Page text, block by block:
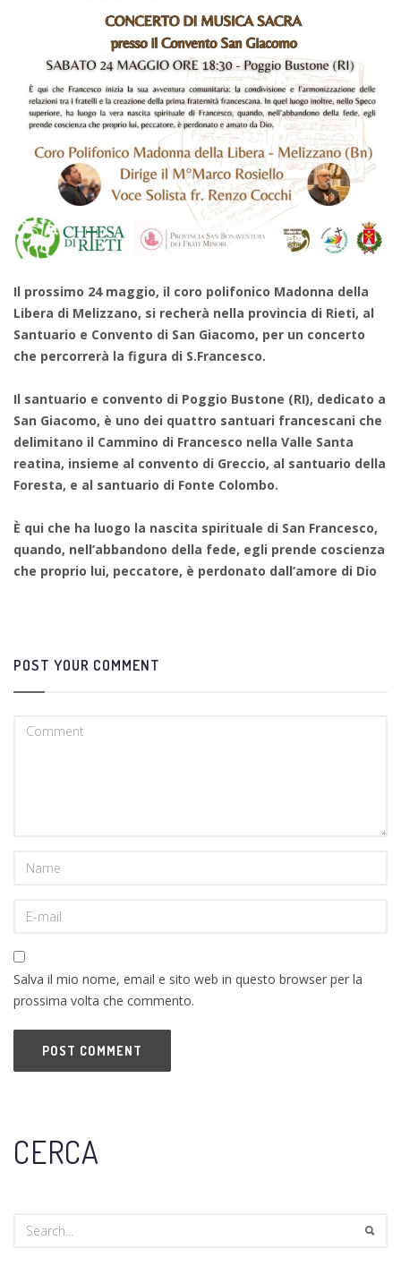
Il prossimo 24 maggio, il coro polifonico Madonna della
Libera di Melizzano, si recherà nella provincia di Rieti, al
Santuario e Convento di San Giacomo, per un concerto
che percorrerà la figura di S.Francesco.
Il santuario e convento di Poggio Bustone (RI), dedicato a
San Giacomo, è uno dei quattro santuari francescani che
delimitano il Cammino di Francesco nella Valle Santa
reatina, insieme al convento di Greccio, al santuario della
Foresta, e al santuario di Fonte Colombo.
È qui che ha luogo la nascita spirituale di San Francesco,
quando, nell’abbandono della fede, egli prende coscienza
che proprio lui, peccatore, è perdonato dall’amore di Dio
POST YOUR COMMENT
Salva il mio nome, email e sito web in questo browser per la
prossima volta che commento.
CERCA